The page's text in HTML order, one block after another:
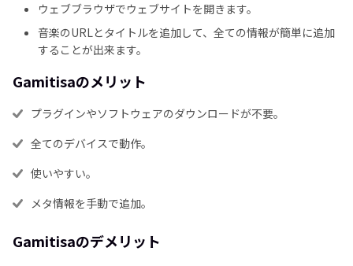
ウェブブラウザでウェブサイトを開きます。
音楽のURLとタイトルを追加して、全ての情報が簡単に追加
することが出来ます。
Gamitisaのメリット
プラグインやソフトウェアのダウンロードが不要。
全てのデバイスで動作。
使いやすい。
メタ情報を手動で追加。
Gamitisaのデメリット